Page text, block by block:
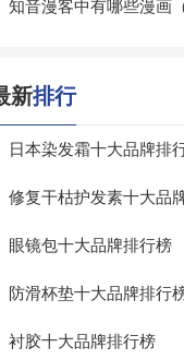
知音漫客中有哪些漫画（知音漫
新排行
日本染发霜十大品牌排
修复干枯护发素十大品
眼镜包十大品牌排行榜
防滑杯垫十大品牌排行
衬胶十大品牌排行榜